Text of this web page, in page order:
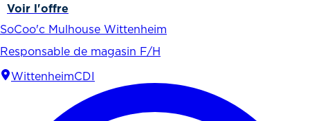
Voir l'offre
SoCoo'c Mulhouse Wittenheim
Responsable de magasin F/H
WittenheimCDI